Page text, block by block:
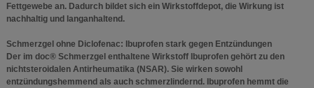
Fettgewebe an. Dadurch bildet sich ein Wirkstoffdepot, die Wirkung ist
nachhaltig und langanhaltend.
Schmerzgel ohne Diclofenac: Ibuprofen stark gegen Entzündungen
Der im doc® Schmerzgel enthaltene Wirkstoff Ibuprofen gehört zu den
nichtsteroidalen Antirheumatika (NSAR). Sie wirken sowohl
entzündungshemmend als auch schmerzlindernd. Ibuprofen hemmt die